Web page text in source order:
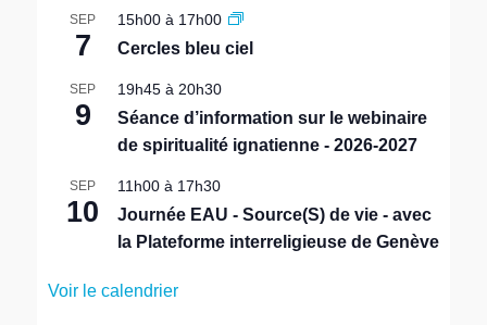
e
a
a
n
SEP
7
15h00 à 17h00
Cercles bleu ciel
SEP
9
19h45 à 20h30
Séance d’information sur le webinaire
de spiritualité ignatienne - 2026-2027
SEP
10
11h00 à 17h30
Journée EAU - Source(S) de vie - avec
la Plateforme interreligieuse de Genève
Voir le calendrier